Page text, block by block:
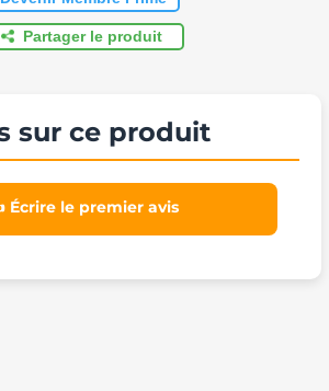
Partager le produit
sur ce produit
Écrire le premier avis